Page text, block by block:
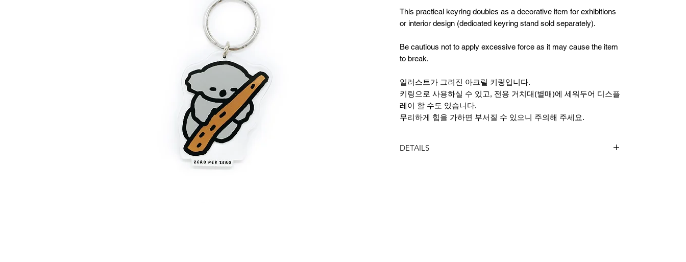
This practical keyring doubles as a decorative item for exhibitions
or interior design (dedicated keyring stand sold separately).
Be cautious not to apply excessive force as it may cause the item
to break.
일러스트가 그려진 아크릴 키링입니다.
키링으로 사용하실 수 있고, 전용 거치대(별매)에 세워두어 디스플
레이 할 수도 있습니다.
무리하게 힘을 가하면 부서질 수 있으니 주의해 주세요.
DETAILS